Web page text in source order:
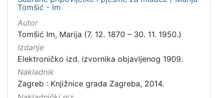
Tomšić - Im
Autor
Tomšić Im, Marija (7. 12. 1870 – 30. 11. 1950.)
Izdanje
Elektroničko izd. izvornika objavljenog 1909.
Nakladnik
Zagreb : Knjižnice grada Zagreba, 2014.